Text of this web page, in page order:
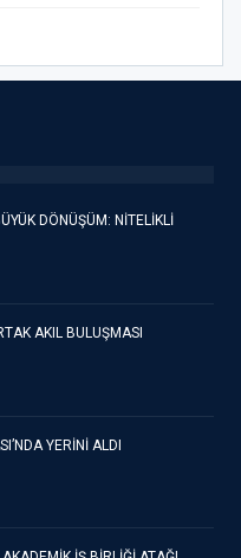
DÖNÜŞÜM: NİTELİKLİ
AKIL BULUŞMASI
YERİNİ ALDI